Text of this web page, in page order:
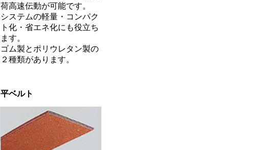
荷高速伝動が可能です。
システムの軽量・コンパク
ト化・省エネ化にも役立ち
ます。
ゴム製とポリウレタン製の
２種類があります。
平ベルト